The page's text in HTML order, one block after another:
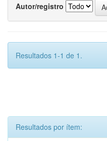
Autor/registro
Resultados 1-1 de 1.
Resultados por ítem: